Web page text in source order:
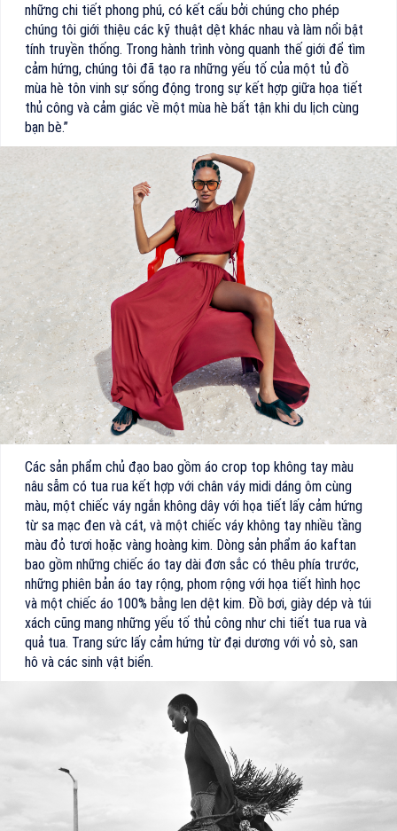
những chi tiết phong phú, có kết cấu bởi chúng cho phép
chúng tôi giới thiệu các kỹ thuật dệt khác nhau và làm nổi bật
tính truyền thống. Trong hành trình vòng quanh thế giới để tìm
cảm hứng, chúng tôi đã tạo ra những yếu tố của một tủ đồ
mùa hè tôn vinh sự sống động trong sự kết hợp giữa họa tiết
thủ công và cảm giác về một mùa hè bất tận khi du lịch cùng
bạn bè.”
Các sản phẩm chủ đạo bao gồm áo crop top không tay màu
nâu sẫm có tua rua kết hợp với chân váy midi dáng ôm cùng
màu, một chiếc váy ngắn không dây với họa tiết lấy cảm hứng
từ sa mạc đen và cát, và một chiếc váy không tay nhiều tầng
màu đỏ tươi hoặc vàng hoàng kim. Dòng sản phẩm áo kaftan
bao gồm những chiếc áo tay dài đơn sắc có thêu phía trước,
những phiên bản áo tay rộng, phom rộng với họa tiết hình học
và một chiếc áo 100% bằng len dệt kim. Đồ bơi, giày dép và túi
xách cũng mang những yếu tố thủ công như chi tiết tua rua và
quả tua. Trang sức lấy cảm hứng từ đại dương với vỏ sò, san
hô và các sinh vật biển.